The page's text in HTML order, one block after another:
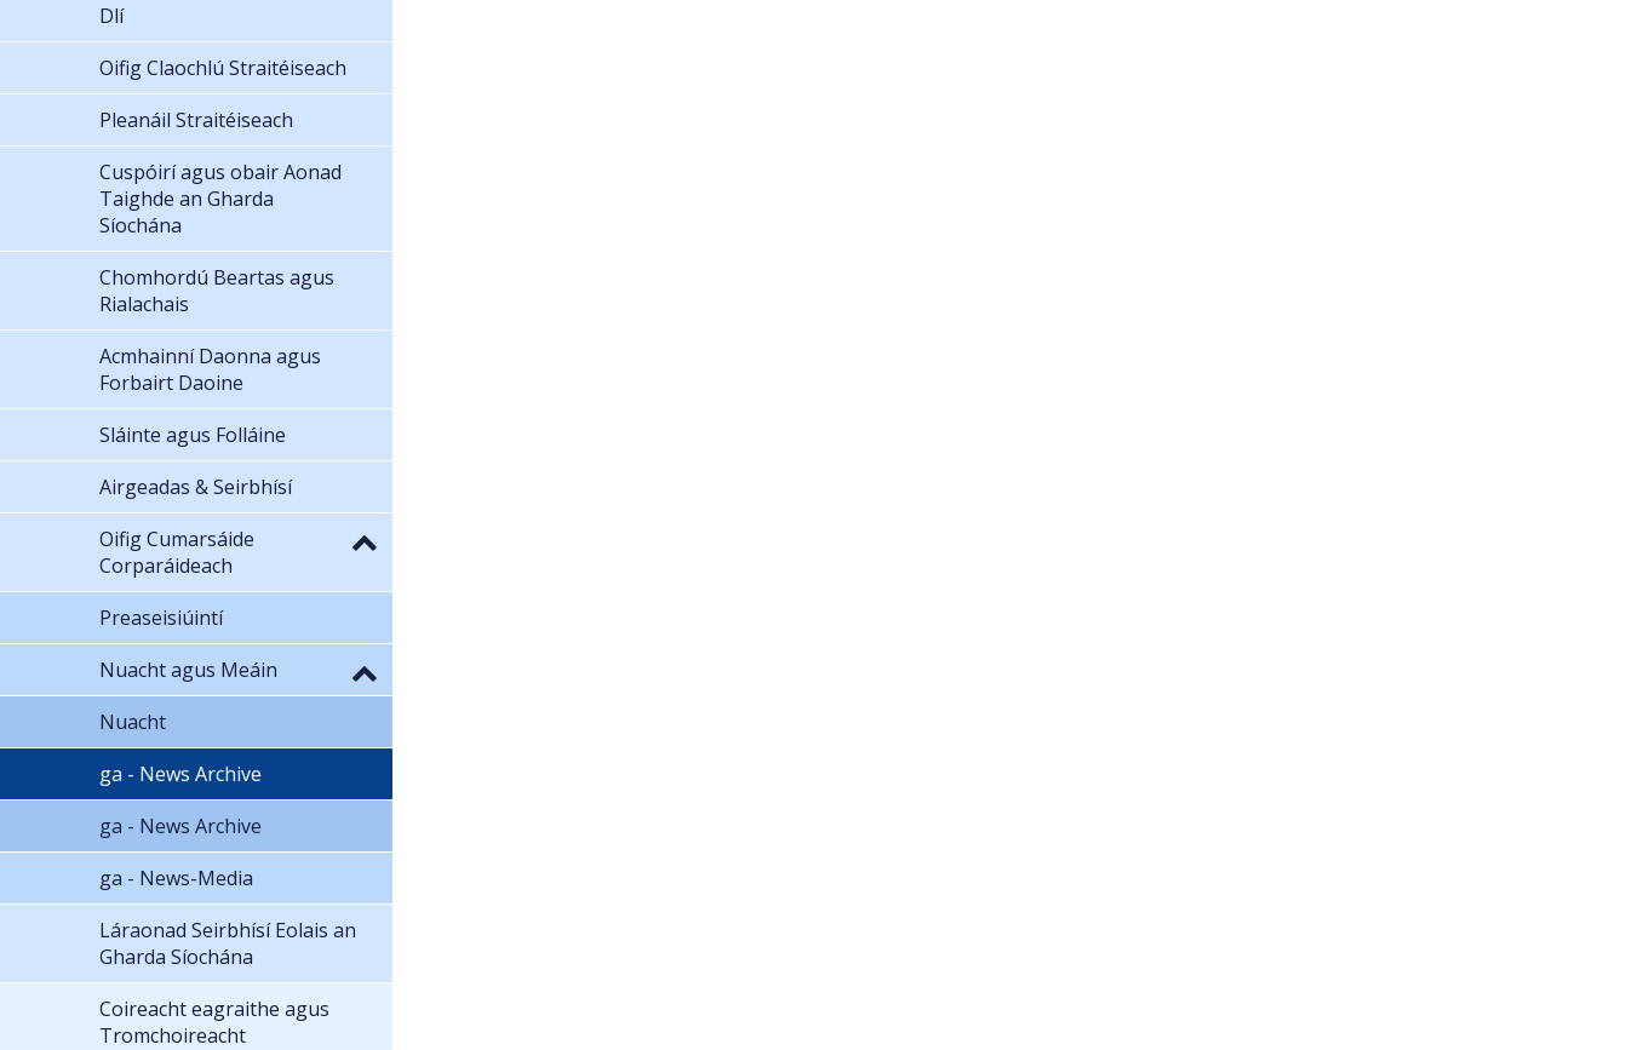
Dlí
Oifig Claochlú Straitéiseach
Pleanáil Straitéiseach
Cuspóirí agus obair Aonad
Taighde an Gharda
Síochána
Chomhordú Beartas agus
Rialachais
Acmhainní Daonna agus
Forbairt Daoine
Sláinte agus Folláine
Airgeadas & Seirbhísí
Oifig Cumarsáide
Corparáideach
Preaseisiúintí
Nuacht agus Meáin
Nuacht
ga - News Archive
ga - News Archive
ga - News-Media
Láraonad Seirbhísí Eolais an
Gharda Síochána
Coireacht eagraithe agus
Tromchoireacht